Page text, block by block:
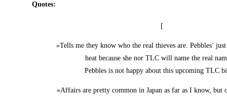
Quo­tes:
[
»Tells me they know who the real thie­ves are. Peb­bles’
heat becau­se she nor TLC will name the real
Peb­bles is not hap­py about this upco­ming TLC
»Affairs are pret­ty com­mon in Japan as far as I know, but